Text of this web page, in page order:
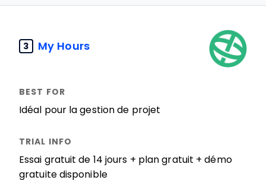
3 My Hours
Idéal pour la gestion de projet
Essai gratuit de 14 jours + plan gratuit + démo
gratuite disponible